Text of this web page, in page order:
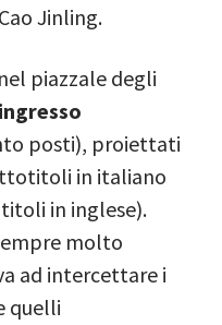
Jinling.
piazzale degli
posti), proiettati
in italiano
in inglese).
molto
ad intercettare i
quelli